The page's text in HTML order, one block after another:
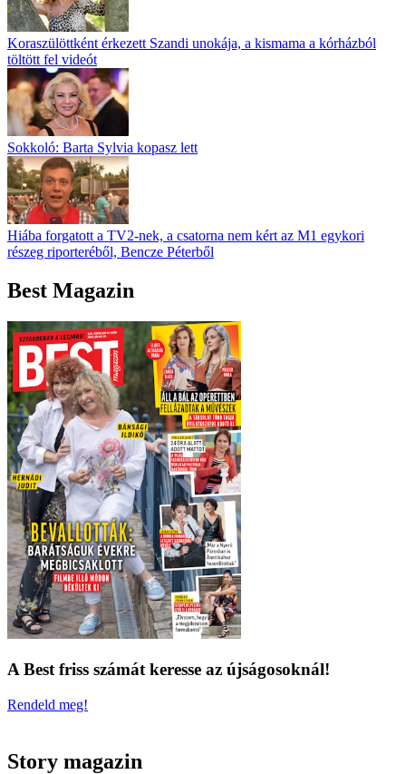
Koraszülöttként érkezett Szandi unokája, a kismama a kórházból
töltött fel videót
Sokkoló: Barta Sylvia kopasz lett
Hiába forgatott a TV2-nek, a csatorna nem kért az M1 egykori
részeg riporteréből, Bencze Péterből
Best Magazin
A Best friss számát keresse az újságosoknál!
Rendeld meg!
Story magazin